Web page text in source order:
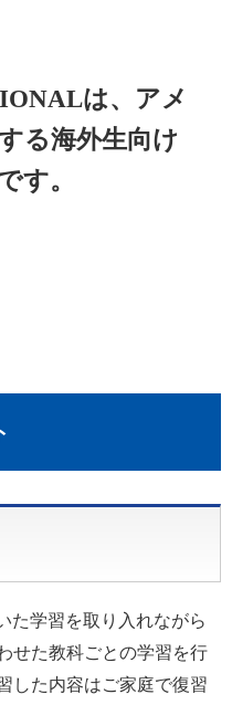
は、アメ
る海外生向け
す。
た学習を取り入れながら
せた教科ごとの学習を行
した内容はご家庭で復習